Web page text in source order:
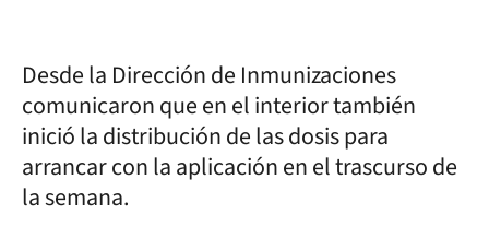
Desde la Dirección de Inmunizaciones
comunicaron que en el interior también
inició la distribución de las dosis para
arrancar con la aplicación en el trascurso de
la semana.